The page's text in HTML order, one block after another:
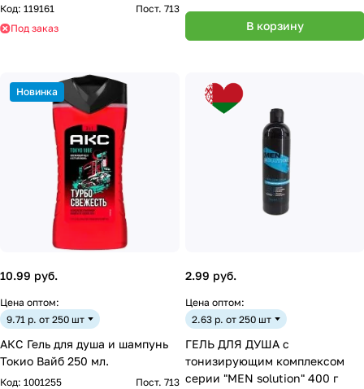
Код: 119161
Пост. 713
Под заказ
В корзину
Новинка
10.99 руб.
Цена оптом:
9.71 р. от 250 шт
АКС Гель для душа и шампунь
Токио Вайб 250 мл.
Код: 1001255
Пост. 713
2.99 руб.
Цена оптом:
2.63 р. от 250 шт
ГЕЛЬ ДЛЯ ДУША с
тонизирующим комплексом
серии "МEN solution" 400 г